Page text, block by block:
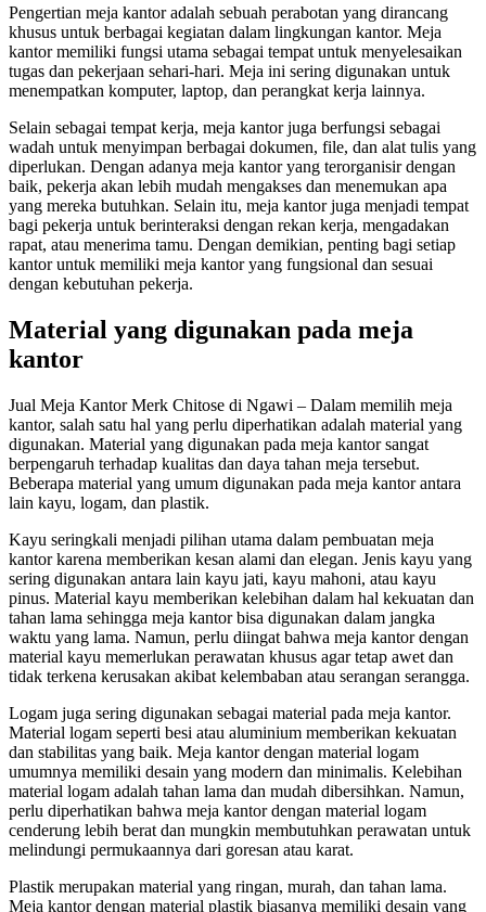
Pengertian meja kantor adalah sebuah perabotan yang dirancang
khusus untuk berbagai kegiatan dalam lingkungan kantor. Meja
kantor memiliki fungsi utama sebagai tempat untuk menyelesaikan
tugas dan pekerjaan sehari-hari. Meja ini sering digunakan untuk
menempatkan komputer, laptop, dan perangkat kerja lainnya.
Selain sebagai tempat kerja, meja kantor juga berfungsi sebagai
wadah untuk menyimpan berbagai dokumen, file, dan alat tulis yang
diperlukan. Dengan adanya meja kantor yang terorganisir dengan
baik, pekerja akan lebih mudah mengakses dan menemukan apa
yang mereka butuhkan. Selain itu, meja kantor juga menjadi tempat
bagi pekerja untuk berinteraksi dengan rekan kerja, mengadakan
rapat, atau menerima tamu. Dengan demikian, penting bagi setiap
kantor untuk memiliki meja kantor yang fungsional dan sesuai
dengan kebutuhan pekerja.
Material yang digunakan pada meja
kantor
Jual Meja Kantor Merk Chitose di Ngawi – Dalam memilih meja
kantor, salah satu hal yang perlu diperhatikan adalah material yang
digunakan. Material yang digunakan pada meja kantor sangat
berpengaruh terhadap kualitas dan daya tahan meja tersebut.
Beberapa material yang umum digunakan pada meja kantor antara
lain kayu, logam, dan plastik.
Kayu seringkali menjadi pilihan utama dalam pembuatan meja
kantor karena memberikan kesan alami dan elegan. Jenis kayu yang
sering digunakan antara lain kayu jati, kayu mahoni, atau kayu
pinus. Material kayu memberikan kelebihan dalam hal kekuatan dan
tahan lama sehingga meja kantor bisa digunakan dalam jangka
waktu yang lama. Namun, perlu diingat bahwa meja kantor dengan
material kayu memerlukan perawatan khusus agar tetap awet dan
tidak terkena kerusakan akibat kelembaban atau serangan serangga.
Logam juga sering digunakan sebagai material pada meja kantor.
Material logam seperti besi atau aluminium memberikan kekuatan
dan stabilitas yang baik. Meja kantor dengan material logam
umumnya memiliki desain yang modern dan minimalis. Kelebihan
material logam adalah tahan lama dan mudah dibersihkan. Namun,
perlu diperhatikan bahwa meja kantor dengan material logam
cenderung lebih berat dan mungkin membutuhkan perawatan untuk
melindungi permukaannya dari goresan atau karat.
Plastik merupakan material yang ringan, murah, dan tahan lama.
Meja kantor dengan material plastik biasanya memiliki desain yang